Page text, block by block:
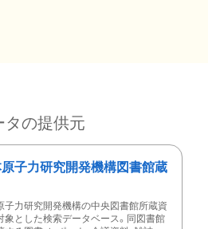
タの提供元
原子力研究開発機構図書館蔵
子力研究開発機構の中央図書館所蔵資
象とした検索データベース。同図書館